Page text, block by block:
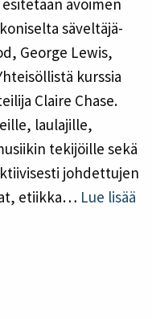
avoimen
säveltäjä-
George Lewis,
kurssia
Claire Chase.
laulajille,
tekijöille sekä
johdettujen
etiikka… Lue lisää